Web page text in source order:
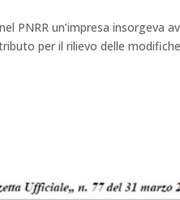
PNRR un’impresa insorgeva
per il rilievo delle